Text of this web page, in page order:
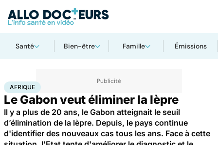
Santé Bien-être Famille Émissions
AccueilSanté Santé publiqueAfrique
AFRIQUE
Le Gabon veut éliminer la lèpre
Il y a plus de 20 ans, le Gabon atteignait le seuil
d’élimination de la lèpre. Depuis, le pays continue
d'identifier des nouveaux cas tous les ans. Face à cette